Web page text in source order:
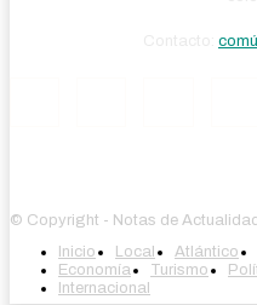
© Copyright - Notas de
Inicio
Local Atlántico
Economía
Turismo
Internacional